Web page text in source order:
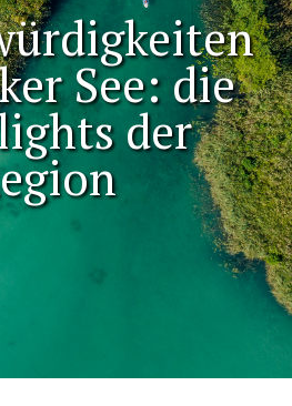
See: die
der